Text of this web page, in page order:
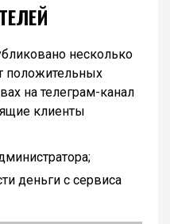
несколько
положительных
на телеграм-канал
клиенты
деньги с сервиса